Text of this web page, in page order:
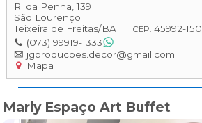
R. da Penha, 139
São Lourenço
Teixeira de Freitas/BA CEP: 45992-150
(073) 99919-1333
jgproducoes.decor@gmail.com
Mapa
Marly Espaço Art Buffet